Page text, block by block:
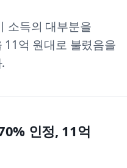
소득의 대부분을
억 원대로 불렸음을
인정, 11억